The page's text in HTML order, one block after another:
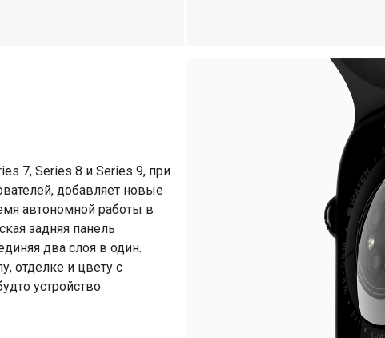
7, Series 8 и Series 9, при
добавляет новые
автономной работы в
задняя панель
два слоя в один.
отделке и цвету с
устройство